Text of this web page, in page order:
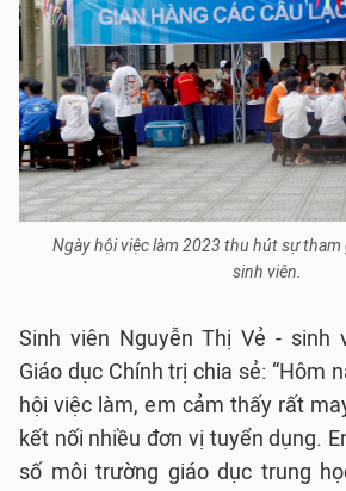
Ngày hội việc làm 2023 thu hút sự tham
sinh viên.
Sinh viên Nguyễn Thị Vẻ - sinh
Giáo dục Chính trị chia sẻ: “Hôm
hội việc làm, em cảm thấy rất
kết nối nhiều đơn vị tuyển dụng.
số môi trường giáo dục trung